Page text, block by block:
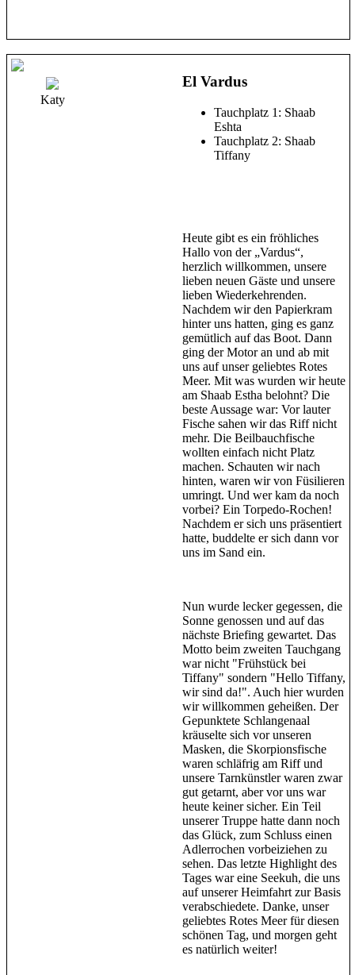
Katy
El Vardus
Tauchplatz 1: Shaab
Eshta
Tauchplatz 2: Shaab
Tiffany
Heute gibt es ein fröhliches
Hallo von der „Vardus“,
herzlich willkommen, unsere
lieben neuen Gäste und unsere
lieben Wiederkehrenden.
Nachdem wir den Papierkram
hinter uns hatten, ging es ganz
gemütlich auf das Boot. Dann
ging der Motor an und ab mit
uns auf unser geliebtes Rotes
Meer. Mit was wurden wir heute
am Shaab Estha belohnt? Die
beste Aussage war: Vor lauter
Fische sahen wir das Riff nicht
mehr. Die Beilbauchfische
wollten einfach nicht Platz
machen. Schauten wir nach
hinten, waren wir von Füsilieren
umringt. Und wer kam da noch
vorbei? Ein Torpedo-Rochen!
Nachdem er sich uns präsentiert
hatte, buddelte er sich dann vor
uns im Sand ein.
Nun wurde lecker gegessen, die
Sonne genossen und auf das
nächste Briefing gewartet. Das
Motto beim zweiten Tauchgang
war nicht "Frühstück bei
Tiffany" sondern "Hello Tiffany,
wir sind da!". Auch hier wurden
wir willkommen geheißen. Der
Gepunktete Schlangenaal
kräuselte sich vor unseren
Masken, die Skorpionsfische
waren schläfrig am Riff und
unsere Tarnkünstler waren zwar
gut getarnt, aber vor uns war
heute keiner sicher. Ein Teil
unserer Truppe hatte dann noch
das Glück, zum Schluss einen
Adlerrochen vorbeiziehen zu
sehen. Das letzte Highlight des
Tages war eine Seekuh, die uns
auf unserer Heimfahrt zur Basis
verabschiedete. Danke, unser
geliebtes Rotes Meer für diesen
schönen Tag, und morgen geht
es natürlich weiter!